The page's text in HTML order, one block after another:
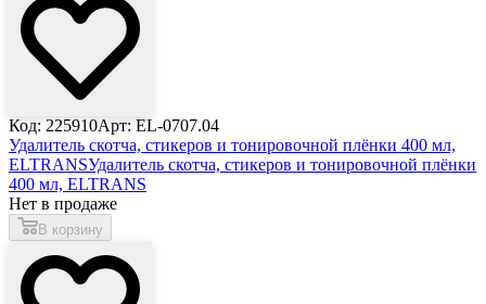
Код: 225910Арт: EL-0707.04
Удалитель скотча, стикеров и тонировочной плёнки 400 мл,
ELTRANSУдалитель скотча, стикеров и тонировочной плёнки
400 мл, ELTRANS
Нет в продаже
В корзину